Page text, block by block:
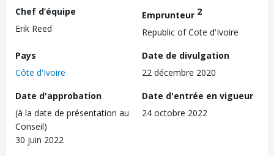
Chef d’équipe
Erik Reed
Emprunteur 2
Republic of Cote d'Ivoire
Pays
Côte d'Ivoire
Date de divulgation
22 décembre 2020
Date d'approbation
(à la date de présentation au
Conseil)
30 juin 2022
Date d'entrée en vigueur
24 octobre 2022